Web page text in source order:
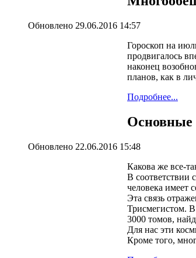
Обновлено 29.06.2016 14:57
Гороскоп на
продвигалось
наконец
планов, как в
Подробнее...
Основные
Обновлено 22.06.2016 15:48
Какова же все-
В соответствии
человека имеет
Эта связь
Трисмегистом. В
3000 томов,
Для нас эти
Кроме того,